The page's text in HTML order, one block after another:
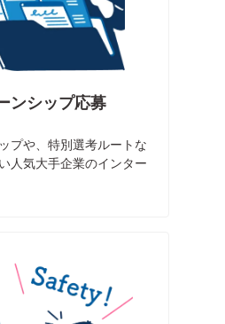
ンシップ応募
プや、特別選考ルートな
人気大手企業のインター